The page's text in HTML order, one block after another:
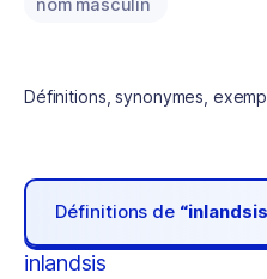
nom masculin
Définitions, synonymes,
Définitions de
inlandsis